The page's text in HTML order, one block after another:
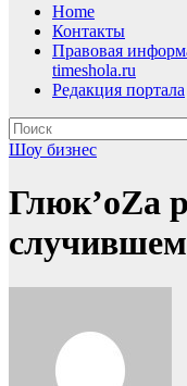
Home
Контакты
Правовая
timeshola.ru
Редакция портала
Шоу бизнес
Глюк’oZа